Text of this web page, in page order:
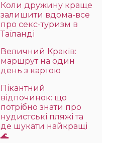
Коли дружину краще
залишити вдома-все
про секс-туризм в
Таїланді
Величний Краків:
маршрут на один
день з картою
Пікантний
відпочинок: що
потрібно знати про
нудистські пляжі та
де шукати найкращі
🌊